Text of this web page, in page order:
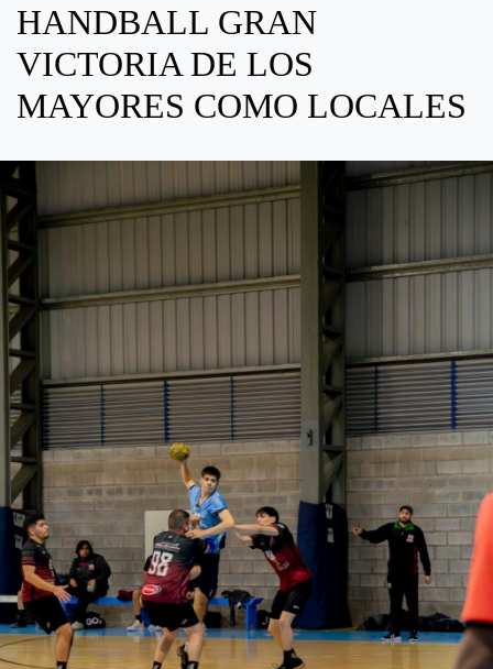
HANDBALL GRAN
VICTORIA DE LOS
MAYORES COMO LOCALES